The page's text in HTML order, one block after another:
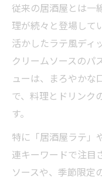
従来の居酒屋とは一
理が続々と登場して
活かしたラテ風ディ
クリームソースのパ
ューは、まろやかな
で、料理とドリンク
す。
特に「居酒屋ラテ」
連キーワードで注目
ソースや、季節限定